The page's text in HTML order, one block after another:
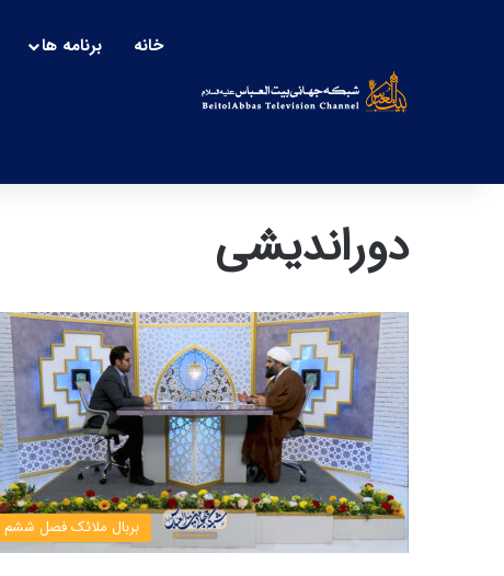
خانه برنامه ها
دوراندیشی
بربال ملائک فصل ششم